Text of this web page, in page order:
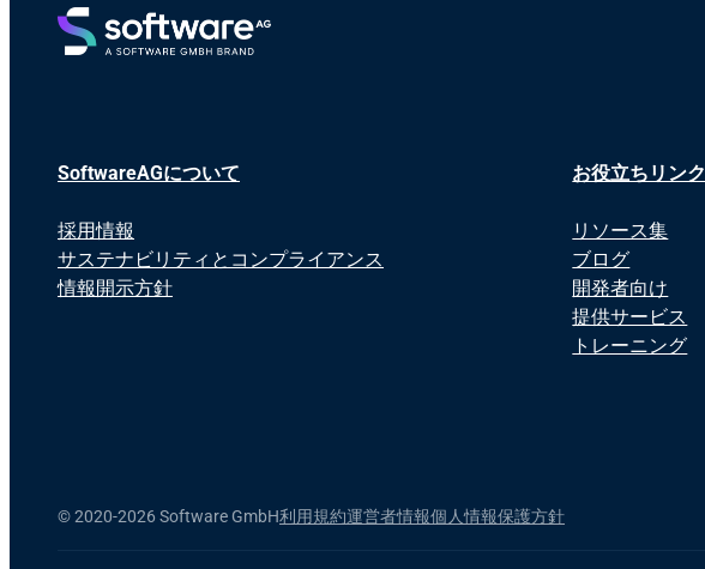
SoftwareAGについて
採用情報
サステナビリティとコンプライアンス
情報開示方針
お役立ちリンク
リソース集
ブログ
開発者向け
提供サービス
トレーニング
©2020-2026 Software GmbH利用規約運営者情報個人情報保護方針